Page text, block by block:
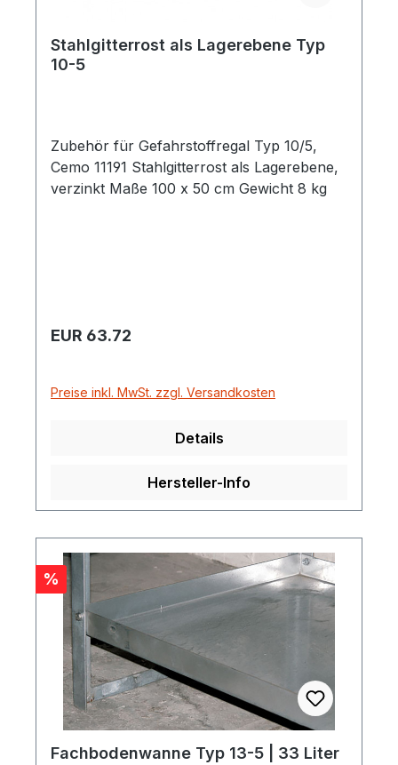
Stahlgitterrost als Lagerebene Typ
10-5
Zubehör für Gefahrstoffregal Typ 10/5,
Cemo 11191 Stahlgitterrost als Lagerebene,
Regulärer Preis:
EUR 63.72
Preise inkl. MwSt. zzgl. Versandkosten
Details
Hersteller-Info
Rabatt
%
Fachbodenwanne Typ 13-5 | 33 Liter